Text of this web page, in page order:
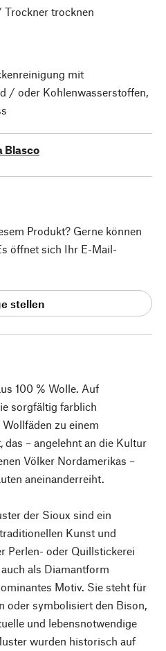
100 % Wolle. Auf
sorgfältig farblich
zu einem
– angelehnt an die Kultur
Völker Nordamerikas –
aneinanderreiht.
der Sioux sind ein
Kunst und
Perlen- oder Quillstickerei
als Diamantform
Motiv. Sie steht für
oder symbolisiert den Bison,
und lebensnotwendige
wurden historisch auf
trocknen
mit
/ oder Kohlenwasserstoffen,
Blasco
Produkt? Gerne können
öffnet sich Ihr E-Mail-
stellen